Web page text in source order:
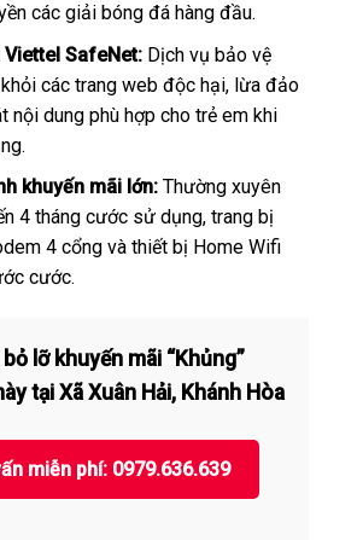
các giải bóng đá hàng đầu.
SafeNet:Dịch vụ bảo vệ
các trang web độc hại, lừa đảo
nội dung phù hợp cho trẻ em khi
khuyến mãi lớn:Thường xuyên
4 tháng cước sử dụng, trang bị
4 cổng và thiết bị Home Wifi
cước.
lỡ khuyến mãi “Khủng”
tại Xã Xuân Hải, Khánh Hòa
miễn phí: 0979.636.639